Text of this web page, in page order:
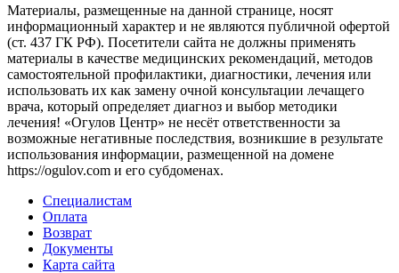
Материалы, размещенные на данной странице, носят
информационный характер и не являются публичной офертой
(ст. 437 ГК РФ). Посетители сайта не должны применять
материалы в качестве медицинских рекомендаций, методов
самостоятельной профилактики, диагностики, лечения или
использовать их как замену очной консультации лечащего
врача, который определяет диагноз и выбор методики
лечения! «Огулов Центр» не несёт ответственности за
возможные негативные последствия, возникшие в результате
использования информации, размещенной на домене
https://ogulov.com и его субдоменах.
Специалистам
Оплата
Возврат
Документы
Карта сайта